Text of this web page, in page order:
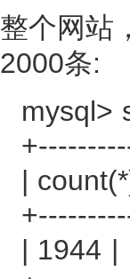
整个网站
2000条:
mysql>
|
| 1944 |